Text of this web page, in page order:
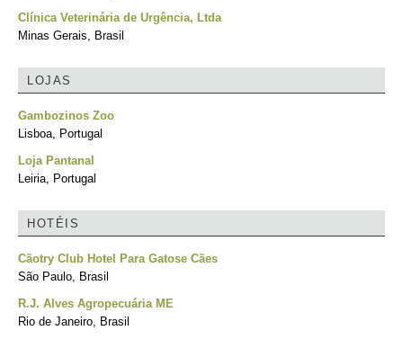
Clínica Veterinária de Urgência, Ltda
Minas Gerais, Brasil
LOJAS
Gambozinos Zoo
Lisboa, Portugal
Loja Pantanal
Leiria, Portugal
HOTÉIS
Cãotry Club Hotel Para Gatose Cães
São Paulo, Brasil
R.J. Alves Agropecuária ME
Rio de Janeiro, Brasil